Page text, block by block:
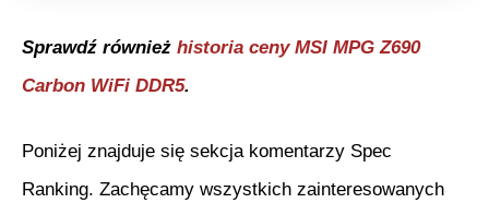
Sprawdź również historia ceny MSI MPG Z690
Carbon WiFi DDR5.
Poniżej znajduje się sekcja komentarzy Spec
Ranking. Zachęcamy wszystkich zainteresowanych